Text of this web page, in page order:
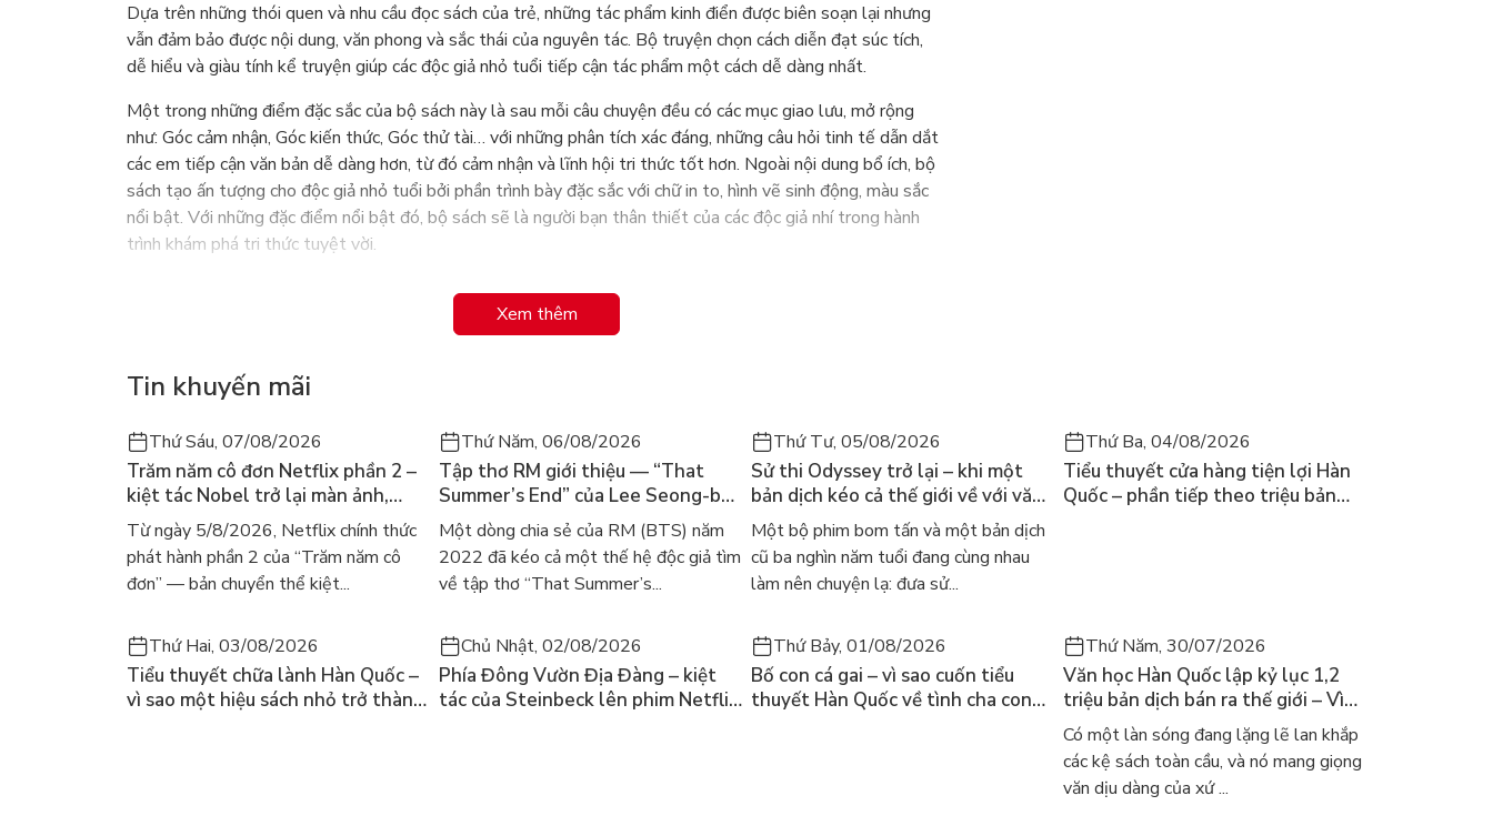
Dựa trên những thói quen và nhu cầu đọc sách của trẻ, những tác phẩm kinh điển được biên soạn lại nhưng
vẫn đảm bảo được nội dung, văn phong và sắc thái của nguyên tác. Bộ truyện chọn cách diễn đạt súc tích,
dễ hiểu và giàu tính kể truyện giúp các độc giả nhỏ tuổi tiếp cận tác phẩm một cách dễ dàng nhất.
Một trong những điểm đặc sắc của bộ sách này là sau mỗi câu chuyện đều có các mục giao lưu, mở rộng
như: Góc cảm nhận, Góc kiến thức, Góc thử tài… với những phân tích xác đáng, những câu hỏi tinh tế dẫn dắt
các em tiếp cận văn bản dễ dàng hơn, từ đó cảm nhận và lĩnh hội tri thức tốt hơn. Ngoài nội dung bổ ích, bộ
sách tạo ấn tượng cho độc giả nhỏ tuổi bởi phần trình bày đặc sắc với chữ in to, hình vẽ sinh động, màu sắc
nổi bật. Với những đặc điểm nổi bật đó, bộ sách sẽ là người bạn thân thiết của các độc giả nhí trong hành
trình khám phá tri thức tuyệt vời.
Xem thêm
Tin khuyến mãi
Thứ Sáu, 07/08/2026
Trăm năm cô đơn Netflix phần 2 –
kiệt tác Nobel trở lại màn ảnh,
dòng người tìm đọc lại García
Márquez
Từ ngày 5/8/2026, Netflix chính thức
phát hành phần 2 của “Trăm năm cô
đơn” — bản chuyển thể kiệt...
Thứ Năm, 06/08/2026
Tập thơ RM giới thiệu — “That
Summer’s End” của Lee Seong-bok
ra mắt bản tiếng Anh sau 4 năm
gây sốt
Một dòng chia sẻ của RM (BTS) năm
2022 đã kéo cả một thế hệ độc giả tìm
về tập thơ “That Summer’s...
Thứ Tư, 05/08/2026
Sử thi Odyssey trở lại – khi một
bản dịch kéo cả thế giới về với văn
học kinh điển
Một bộ phim bom tấn và một bản dịch
cũ ba nghìn năm tuổi đang cùng nhau
làm nên chuyện lạ: đưa sử...
Thứ Ba, 04/08/2026
Tiểu thuyết cửa hàng tiện lợi Hàn
Quốc – phần tiếp theo triệu bản
Thứ Hai, 03/08/2026
Tiểu thuyết chữa lành Hàn Quốc –
vì sao một hiệu sách nhỏ trở thành
Chủ Nhật, 02/08/2026
Phía Đông Vườn Địa Đàng – kiệt
tác của Steinbeck lên phim Netflix
Thứ Bảy, 01/08/2026
Bố con cá gai – vì sao cuốn tiểu
thuyết Hàn Quốc về tình cha con
Thứ Năm, 30/07/2026
Văn học Hàn Quốc lập kỷ lục 1,2
triệu bản dịch bán ra thế giới – Vì
sao cả thế giới đang đọc sách Hàn?
Có một làn sóng đang lặng lẽ lan khắp
các kệ sách toàn cầu, và nó mang giọng
văn dịu dàng của xứ ...